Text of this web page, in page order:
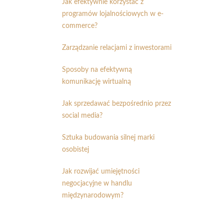
Jak efektywnie korzystać z
programów lojalnościowych w e-
commerce?
Zarządzanie relacjami z inwestorami
Sposoby na efektywną
komunikację wirtualną
Jak sprzedawać bezpośrednio przez
social media?
Sztuka budowania silnej marki
osobistej
Jak rozwijać umiejętności
negocjacyjne w handlu
międzynarodowym?